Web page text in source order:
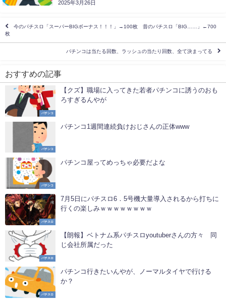
2025年3月26日
今のパチスロ「スーパーBIGボーナス！！！」→100枚 昔のパチスロ「BIG……」←700
枚
パチンコは当たる回数、ラッシュの当たり回数、全て決まってる
おすすめの記事
パチンコ
【クズ】職場に入ってきた若者パチンコに誘うのおも
ろすぎるんやが
パチンコ
パチンコ1週間連続負けおじさんの正体www
パチンコ
パチンコ屋ってめっちゃ必要だよな
パチスロ
7月5日にパチスロ6．5号機大量導入されるから打ちに
行くの楽しみｗｗｗｗｗｗｗｗ
パチスロ
【朗報】ベトナム系パチスロyoutuberさんの方々 同
じ会社所属だった
パチスロ
パチンコ行きたいんやが、ノーマルタイヤで行ける
か？